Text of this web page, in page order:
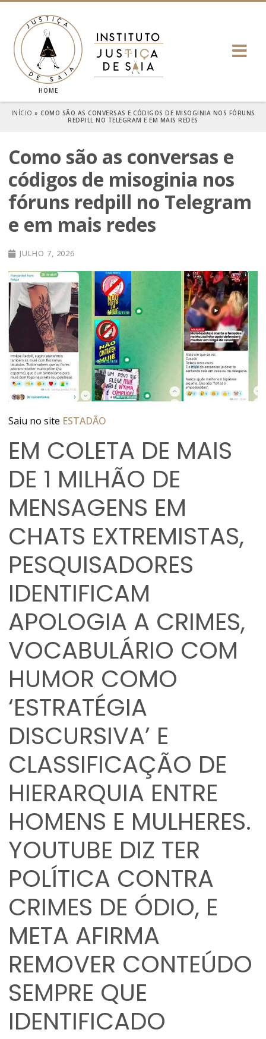
HOME
INÍCIO » COMO SÃO AS CONVERSAS E CÓDIGOS DE MISOGINIA NOS FÓRUNS
REDPILL NO TELEGRAM E EM MAIS REDES
Como são as conversas e
códigos de misoginia nos
fóruns redpill no Telegram
e em mais redes
JULHO 7, 2026
Saiu no site ESTADÃO
EM COLETA DE MAIS
DE 1 MILHÃO DE
MENSAGENS EM
CHATS EXTREMISTAS,
PESQUISADORES
IDENTIFICAM
APOLOGIA A CRIMES,
VOCABULÁRIO COM
HUMOR COMO
‘ESTRATÉGIA
DISCURSIVA’ E
CLASSIFICAÇÃO DE
HIERARQUIA ENTRE
HOMENS E MULHERES.
YOUTUBE DIZ TER
POLÍTICA CONTRA
CRIMES DE ÓDIO, E
META AFIRMA
REMOVER CONTEÚDO
SEMPRE QUE
IDENTIFICADO